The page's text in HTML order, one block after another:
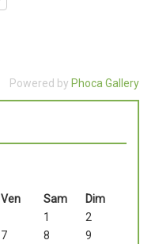
Powered by Phoca Gallery
Ven Sam
Dim
1
2
7 8
9